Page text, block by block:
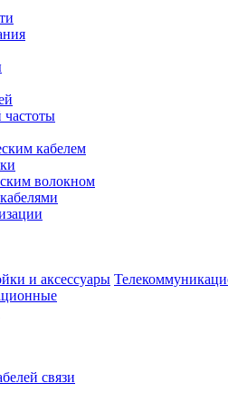
частоты
кабелем
волокном
связи